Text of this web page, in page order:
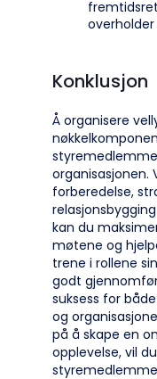
Konklusjon
Å organisere
organisasjonen.
forberedelse,
kan du
møtene og
trene i rollene
godt
suksess for
og
på å skape en
opplevelse, vil